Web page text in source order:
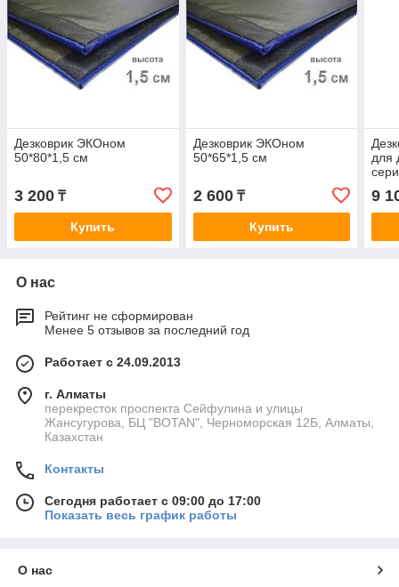
Дезковрик ЭКОном
50*80*1,5 см
3 200 ₸
Купить
Дезковрик ЭКОном
50*65*1,5 см
2 600₸
Купить
для
9
О нас
Рейтинг не сформирован
Менее 5 отзывов за последний год
Работает с 24.09.2013
г. Алматы
перекресток проспекта Сейфулина и улицы
Жансугурова, БЦ "BOTAN", Черноморская 12Б, Алматы,
Казахстан
Контакты
Сегодня работает с 09:00 до 17:00
Показать весь график работы
О нас